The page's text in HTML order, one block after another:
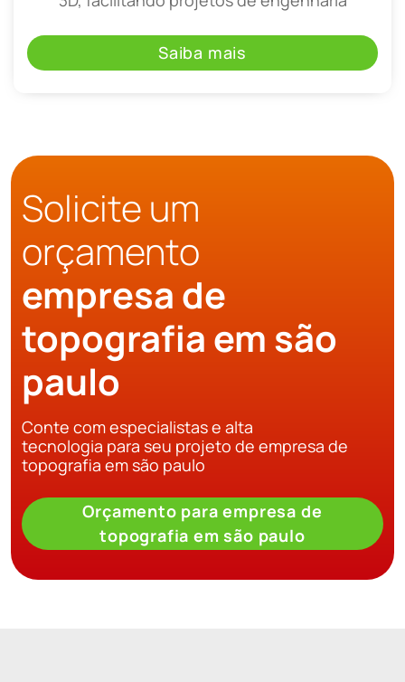
Saiba mais
Solicite um
orçamento
empresa de
topografia em são
paulo
Conte com especialistas e alta
tecnologia para seu projeto de empresa de
topografia em são paulo
Orçamento para empresa de
topografia em são paulo